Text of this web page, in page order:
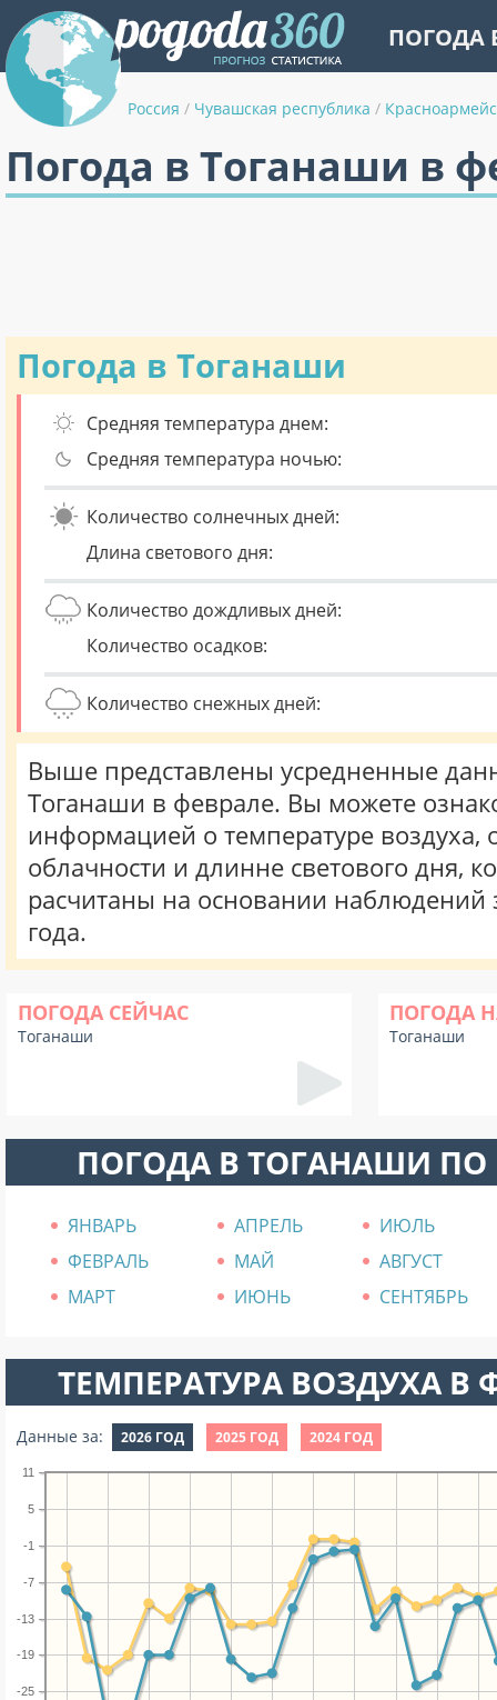
ПОГОДА
Россия / Чувашская республика /
Погода в Тоганаши в
Погода в Тоганаши
Средняя температура днем:
Средняя температура ночью:
Количество солнечных дней:
Длина светового дня:
Количество дождливых дней:
Количество осадков:
Количество снежных дней:
Выше представлены усредненные
Тоганаши в феврале. Вы можете
информацией о температуре воздуха,
облачности и длинне светового дня,
расчитаны на основании наблюдений
года.
ПОГОДА СЕЙЧАС
Тоганаши
ПОГОДА
Тоганаши
ПОГОДА В ТОГАНАШИ
ЯНВАРЬ АПРЕЛЬ
ИЮЛЬ
ФЕВРАЛЬ
МАЙ
АВГУСТ
МАРТ
ИЮНЬ СЕНТЯБРЬ
ТЕМПЕРАТУРА ВОЗДУХА В
Данные за: 2026 ГОД 2025 ГОД 2024 ГОД
-25
-19
-13
-7
-1
5
11